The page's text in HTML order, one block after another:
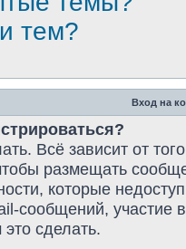
тем?
Вход на
Всё зависит от
размещать
которые
сообщений, участие
сделать.